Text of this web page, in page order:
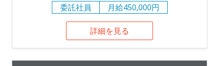
委託社員
月給450,000円
詳細を見る